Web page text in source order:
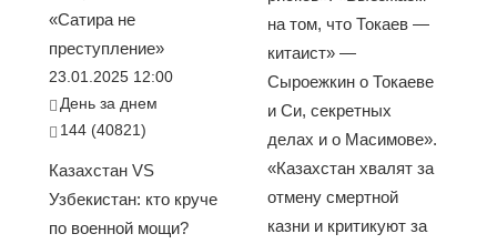
«Сатира не
преступление»
23.01.2025 12:00
День за днем
144 (40821)
Казахстан VS
Узбекистан: кто круче
по военной мощи?
на том, что Токаев —
китаист» —
Сыроежкин о Токаеве
и Си, секретных
делах и о Масимове».
«Казахстан хвалят за
отмену смертной
казни и критикуют за